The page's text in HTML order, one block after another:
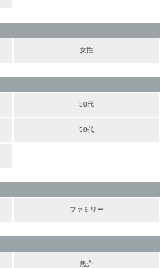
女性
30代
50代
ファミリー
魚介